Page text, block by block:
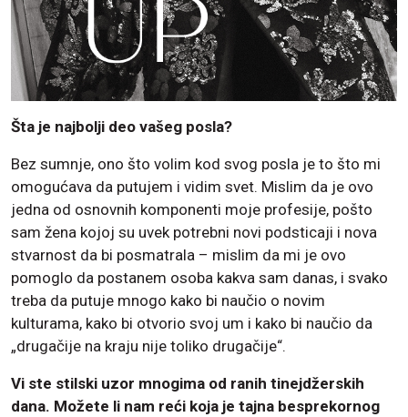
Šta je najbolji deo vašeg posla?
Bez sumnje, ono što volim kod svog posla je to što mi
omogućava da putujem i vidim svet. Mislim da je ovo
jedna od osnovnih komponenti moje profesije, pošto
sam žena kojoj su uvek potrebni novi podsticaji i nova
stvarnost da bi posmatrala – mislim da mi je ovo
pomoglo da postanem osoba kakva sam danas, i svako
treba da putuje mnogo kako bi naučio o novim
kulturama, kako bi otvorio svoj um i kako bi naučio da
„drugačije na kraju nije toliko drugačije“.
Vi ste stilski uzor mnogima od ranih tinejdžerskih
dana. Možete li nam reći koja je tajna besprekornog